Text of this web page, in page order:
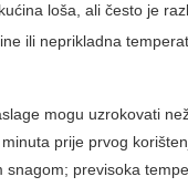
loša, ali često je
ili neprikladna
mogu uzrokovati
prije prvog
previsoka